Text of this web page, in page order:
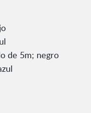
de 5m; negro